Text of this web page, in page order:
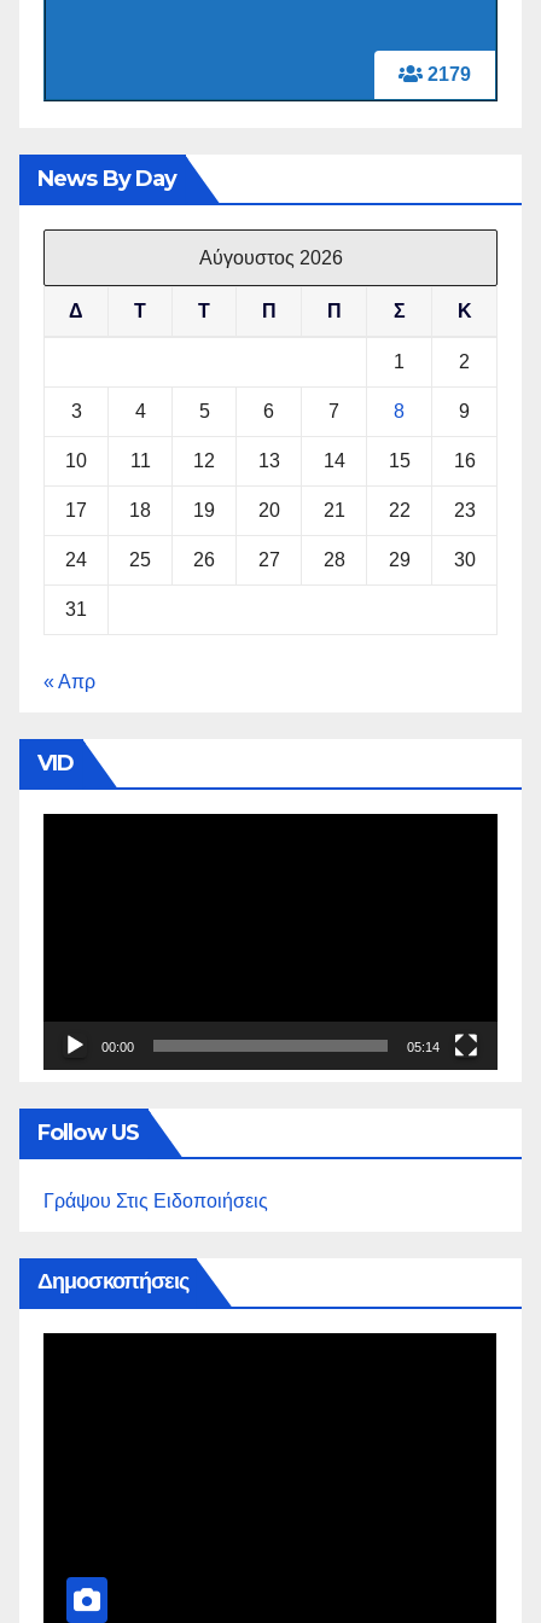
2179
News By Day
Αύγουστος 2026
Δ Τ Τ Π Π Σ Κ
1 2
3 4 5 6 7 8 9
10 11 12 13 14 15 16
17 18 19 20 21 22 23
24 25 26 27 28 29 30
31
« Απρ
VID
00:00 05:14
Follow US
Γράψου Στις Ειδοποιήσεις
Δημοσκοπήσεις